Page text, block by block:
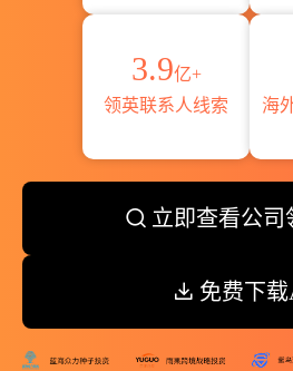
3.9亿+
领英联系人线索
海
立即查看公司
免费下载